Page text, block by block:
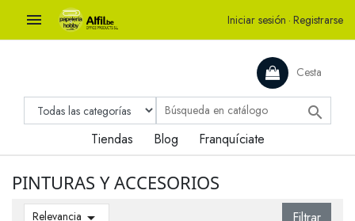
 Iniciar sesión · Registrarse
Cesta

Tiendas Blog Franquíciate
PINTURAS Y ACCESORIOS
Relevancia